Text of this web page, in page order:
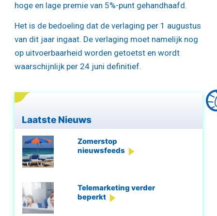
hoge en lage premie van 5%-punt gehandhaafd.
Het is de bedoeling dat de verlaging per 1 augustus
van dit jaar ingaat. De verlaging moet namelijk nog
op uitvoerbaarheid worden getoetst en wordt
waarschijnlijk per 24 juni definitief.
Laatste Nieuws
Zomerstop
nieuwsfeeds
Telemarketing verder
beperkt